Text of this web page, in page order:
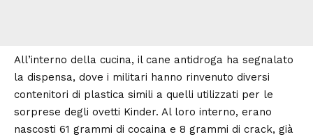
All’interno della cucina, il cane antidroga ha segnalato
la dispensa, dove i militari hanno rinvenuto diversi
contenitori di plastica simili a quelli utilizzati per le
sorprese degli ovetti Kinder. Al loro interno, erano
nascosti 61 grammi di cocaina e 8 grammi di crack, già